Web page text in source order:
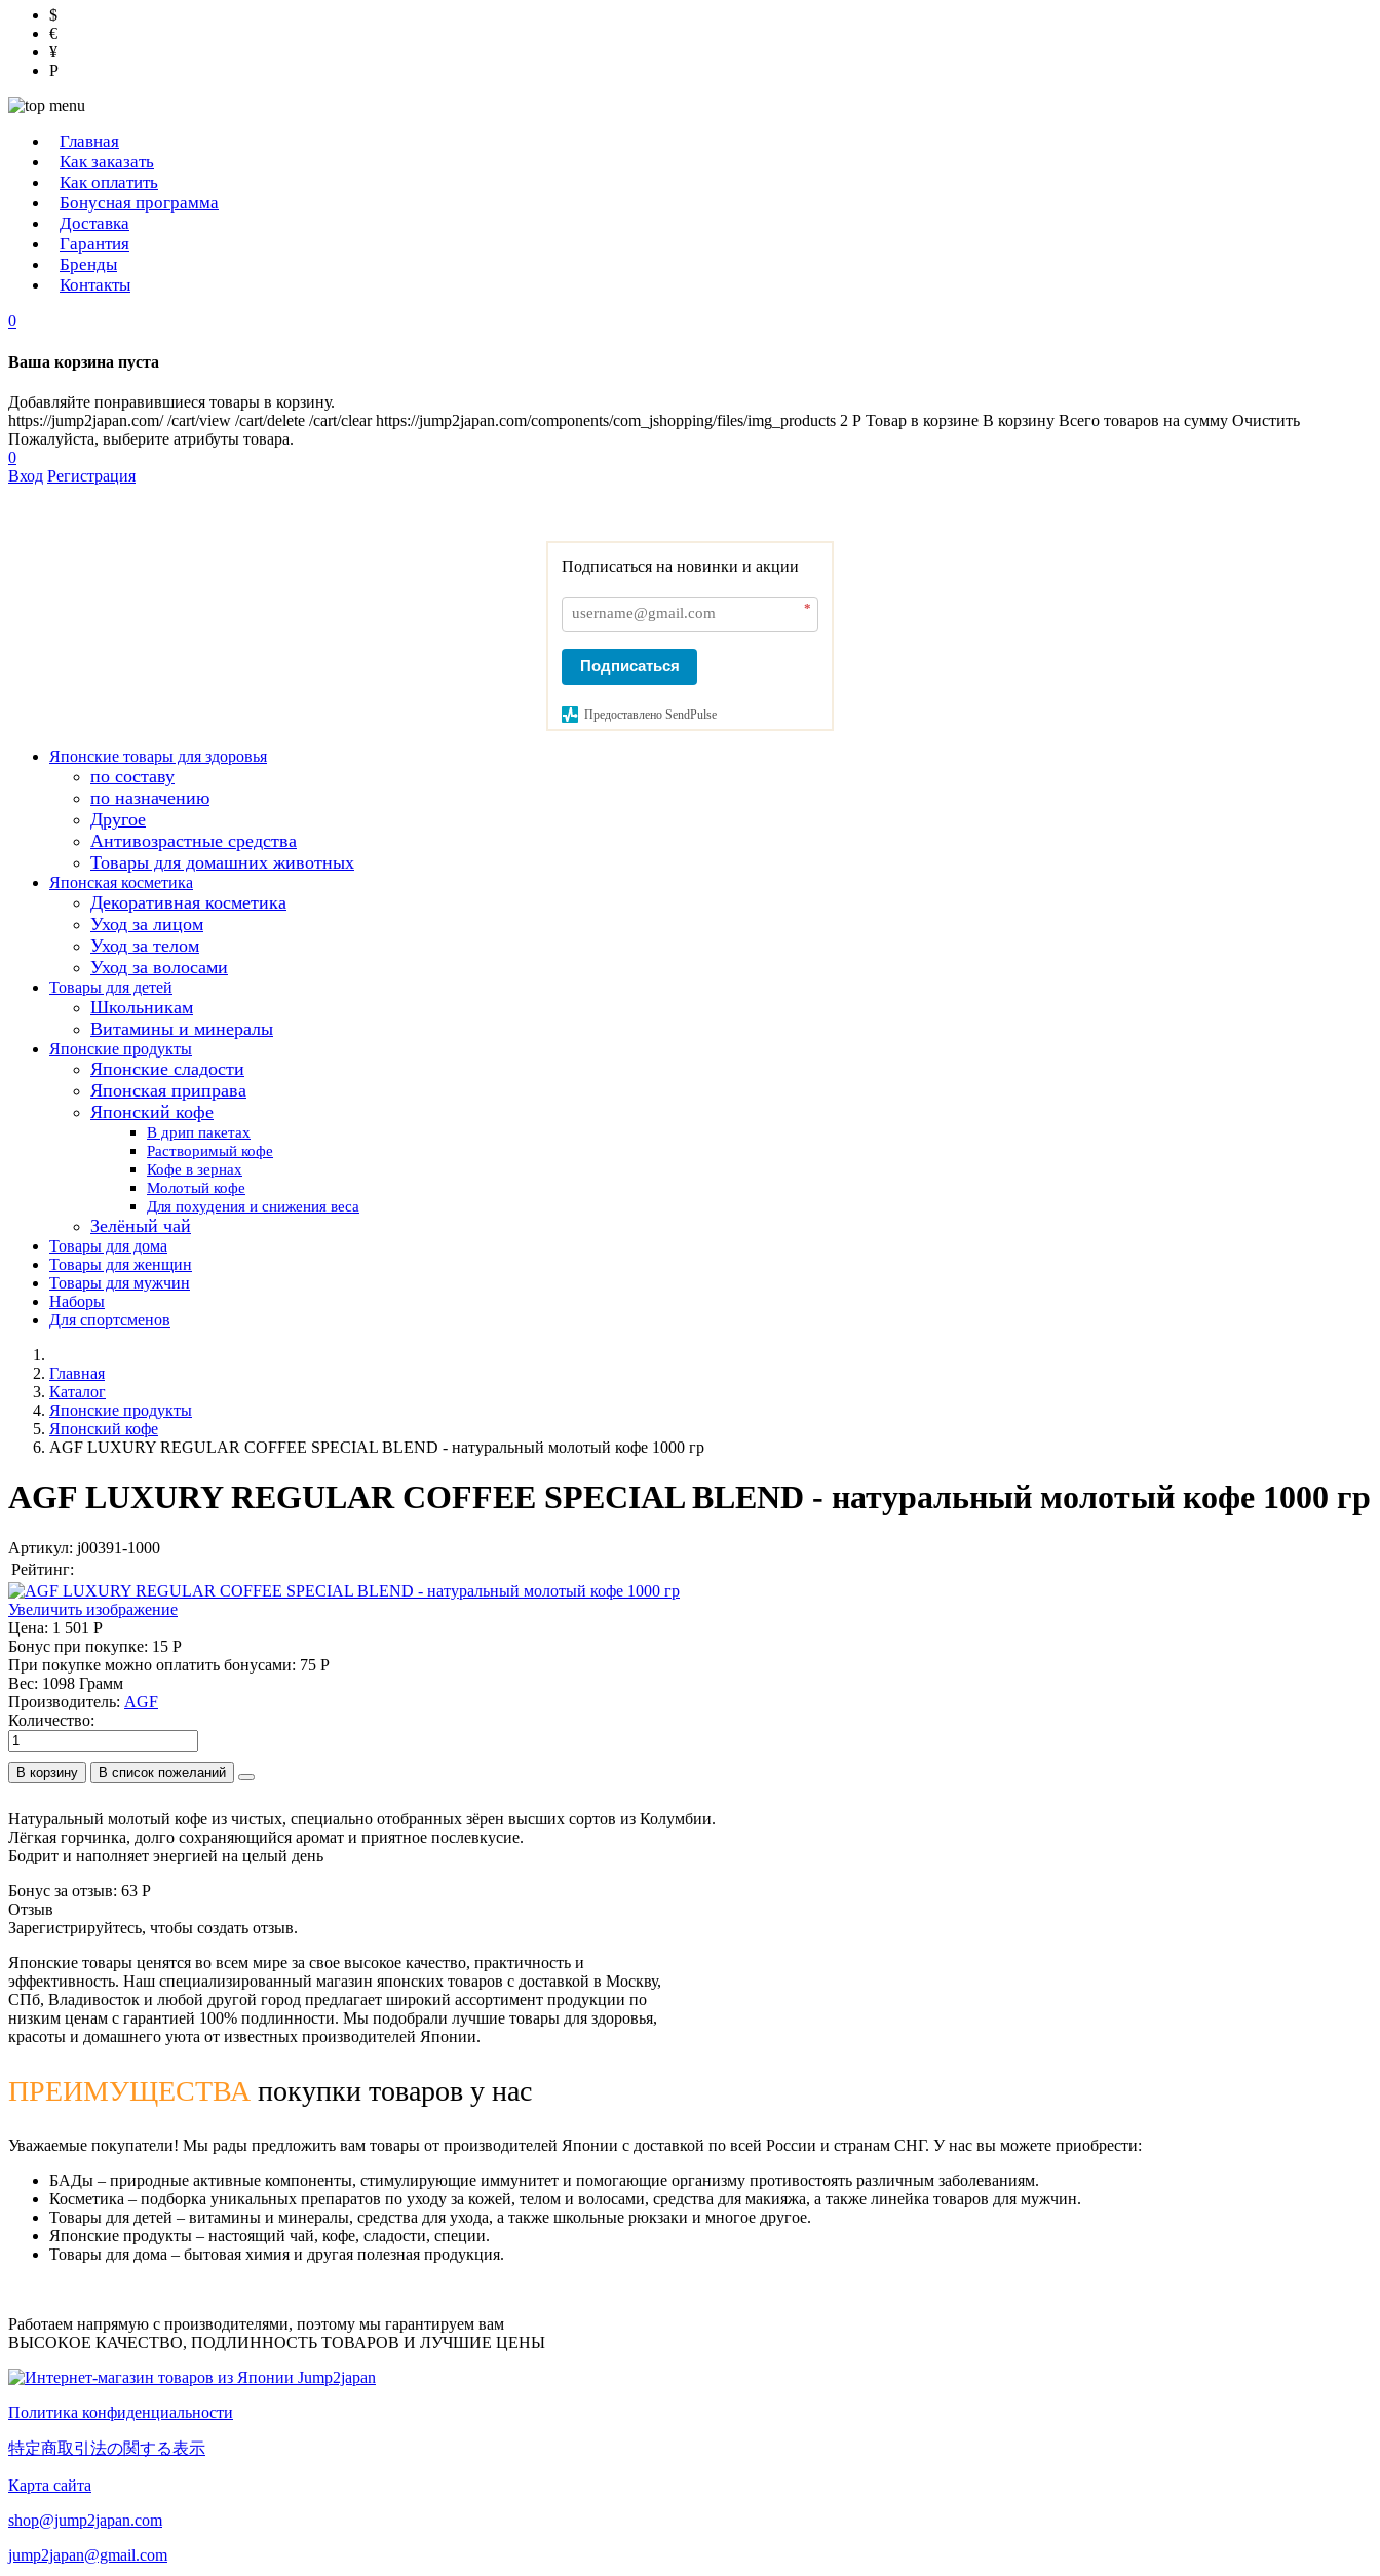
$
€
¥
Р
Главная
Как заказать
Как оплатить
Бонусная программа
Доставка
Гарантия
Бренды
Контакты
0
Ваша корзина пуста
Добавляйте понравившиеся товары в корзину.
https://jump2japan.com/ /cart/view /cart/delete /cart/clear https://jump2japan.com/components/com_jshopping/files/img_products 2 Р Товар в корзине В корзину Всего товаров на сумму Очистить
Пожалуйста, выберите атрибуты товара.
0
Вход Регистрация
Подписаться на новинки и акции
*
Подписаться
Предоставлено SendPulse
Японские товары для здоровья
по составу
по назначению
Другое
Антивозрастные средства
Товары для домашних животных
Японская косметика
Декоративная косметика
Уход за лицом
Уход за телом
Уход за волосами
Товары для детей
Школьникам
Витамины и минералы
Японские продукты
Японские сладости
Японская приправа
Японский кофе
В дрип пакетах
Растворимый кофе
Кофе в зернах
Молотый кофе
Для похудения и снижения веса
Зелёный чай
Товары для дома
Товары для женщин
Товары для мужчин
Наборы
Для спортсменов
Главная
Каталог
Японские продукты
Японский кофе
AGF LUXURY REGULAR COFFEE SPECIAL BLEND - натуральный молотый кофе 1000 гр
AGF LUXURY REGULAR COFFEE SPECIAL BLEND - натуральный молотый кофе 1000 гр
Артикул: j00391-1000
Рейтинг:
Увеличить изображение
Цена: 1 501 Р
Бонус при покупке: 15 Р
При покупке можно оплатить бонусами: 75 Р
Вес: 1098 Грамм
Производитель: AGF
Количество:
В корзину
Натуральный молотый кофе из чистых, специально отобранных зёрен высших сортов из Колумбии.
Лёгкая горчинка, долго сохраняющийся аромат и приятное послевкусие.
Бодрит и наполняет энергией на целый день
Бонус за отзыв: 63 Р
Отзыв
Зарегистрируйтесь, чтобы создать отзыв.
Японские товары ценятся во всем мире за свое высокое качество, практичность и
эффективность. Наш специализированный магазин японских товаров с доставкой в Москву,
СПб, Владивосток и любой другой город предлагает широкий ассортимент продукции по
низким ценам с гарантией 100% подлинности. Мы подобрали лучшие товары для здоровья,
красоты и домашнего уюта от известных производителей Японии.
ПРЕИМУЩЕСТВА покупки товаров у нас
Уважаемые покупатели! Мы рады предложить вам товары от производителей Японии с доставкой по всей России и странам СНГ. У нас вы можете приобрести:
БАДы – природные активные компоненты, стимулирующие иммунитет и помогающие организму противостоять различным заболеваниям.
Косметика – подборка уникальных препаратов по уходу за кожей, телом и волосами, средства для макияжа, а также линейка товаров для мужчин.
Товары для детей – витамины и минералы, средства для ухода, а также школьные рюкзаки и многое другое.
Японские продукты – настоящий чай, кофе, сладости, специи.
Товары для дома – бытовая химия и другая полезная продукция.
Работаем напрямую с производителями, поэтому мы гарантируем вам
ВЫСОКОЕ КАЧЕСТВО, ПОДЛИННОСТЬ ТОВАРОВ И ЛУЧШИЕ ЦЕНЫ
Политика конфиденциальности
特定商取引法の関する表示
Карта сайта
shop@jump2japan.com
jump2japan@gmail.com